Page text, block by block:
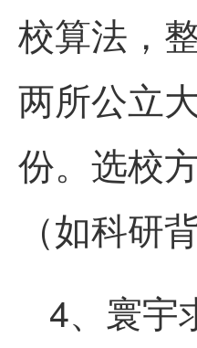
校算法，
两所公立
份。选校
（如科研
4、寰宇